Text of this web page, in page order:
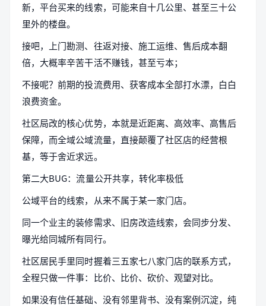
新，平台买来的线索，可能来自十几公里、甚至三十公
里外的楼盘。
接吧，上门勘测、往返对接、施工运维、售后成本翻
倍，大概率辛苦干活不赚钱，甚至亏本；
不接呢？前期的投流费用、获客成本全部打水漂，白白
浪费资金。
社区局改的核心优势，本就是近距离、高效率、高售后
保障，而全域公域流量，直接颠覆了社区店的经营根
基，等于舍近求远。
第二大BUG：流量公开共享，转化率极低
公域平台的线索，从来不属于某一家门店。
同一个业主的装修需求、旧房改造线索，会同步分发、
曝光给同城所有同行。
社区居民手里同时握着三五家七八家门店的联系方式，
全程只做一件事：比价、比价、砍价、观望对比。
如果没有信任基础、没有邻里背书、没有案例沉淀，纯